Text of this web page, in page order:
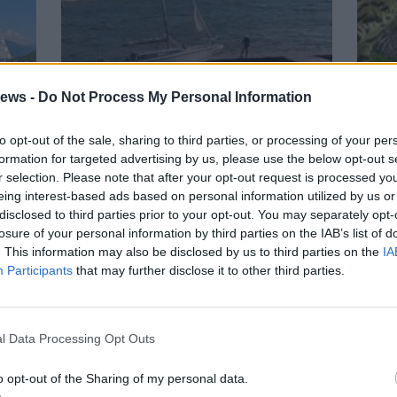
- Do Not Process My Personal Information
opt-out of the sale, sharing to third parties, or processing of your
for targeted advertising by us, please use the below opt-out
selection. Please note that after your opt-out request is processed
interest-based ads based on personal information utilized by us
to third parties prior to your opt-out. You may separately
of your personal information by third parties on the IAB’s list of
This information may also be disclosed by us to third parties on the
Participants that may further disclose it to other third parties.
Data Processing Opt Outs
opt-out of the Sharing of my personal data.
del
LAVENO MOMBELLO
Barca incagliata sul
lungolago di Laveno
Mombello per il forte vento
Le raffiche che hanno sferzato il Verbano
nel tardo pomeriggio di martedì 4 agosto
hanno creato disagi anche lungo la riva del
centro cittadino. Vigili del fuoco sul posto
Un
al
Il
La
Il